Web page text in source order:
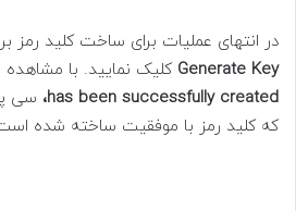
در انتهای عملیات برای ساخت کلید رمز
Generate Key کلیک نمایید. با
has been successfully created، سی
که کلید رمز با موفقیت ساخته شده